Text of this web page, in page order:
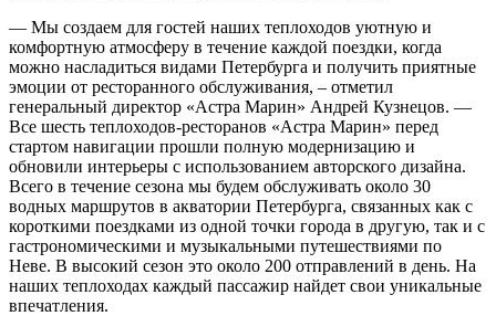
— Мы создаем для гостей наших теплоходов уютную и
комфортную атмосферу в течение каждой поездки, когда
можно насладиться видами Петербурга и получить приятные
эмоции от ресторанного обслуживания, – отметил
генеральный директор «Астра Марин» Андрей Кузнецов. —
Все шесть теплоходов-ресторанов «Астра Марин» перед
стартом навигации прошли полную модернизацию и
обновили интерьеры с использованием авторского дизайна.
Всего в течение сезона мы будем обслуживать около 30
водных маршрутов в акватории Петербурга, связанных как с
короткими поездками из одной точки города в другую, так и с
гастрономическими и музыкальными путешествиями по
Неве. В высокий сезон это около 200 отправлений в день. На
наших теплоходах каждый пассажир найдет свои уникальные
впечатления.